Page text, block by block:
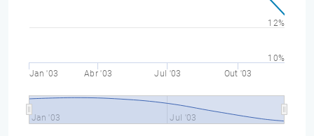
Jan '03 Abr '03 Jul '03 Out '03
Jan '03 Jul '03
10%
12%